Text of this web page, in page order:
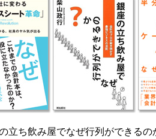
立ち飲み屋でなぜ行列ができるの